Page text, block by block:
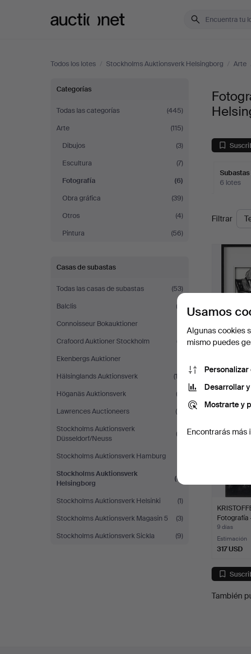
Todos los lotes / Stockholms Auktionsverk Helsingborg / Arte
Fotografía
en
Stockholms
Auktionsverk
Helsingborg
Categorías
Todas las categorías
(445)
Arte
(115)
Dibujos
(3)
Escultura
(7)
Fotografía
(6)
Obra gráfica
(39)
Otros
(4)
Pintura
(56)
Casas de subastas
Todas las casas de subastas
(53)
Balclis
(3)
Connoisseur Bokauktioner
Crafoord Auktioner Stockholm
(7)
Ekenbergs Auktioner
Hälsinglands Auktionsverk
(12)
Höganäs Auktionsverk
(2)
Lawrences Auctioneers
(5)
Stockholms Auktionsverk
Düsseldorf/Neuss
(2)
Stockholms Auktionsverk Hamburg
Stockholms Auktionsverk
Helsingborg
(6)
Stockholms Auktionsverk Helsinki
(1)
Stockholms Auktionsverk Magasin 5
(3)
Stockholms Auktionsverk Sickla
(9)
6 lotes
en
curso
Filtrar
LARS
8 días
49 USD
Fotografía
9 días
Estimación
317 USD
También
Usamos
Algunas cookies
mismo puedes
Desarrollar
Mostrarte y
Encontrarás más